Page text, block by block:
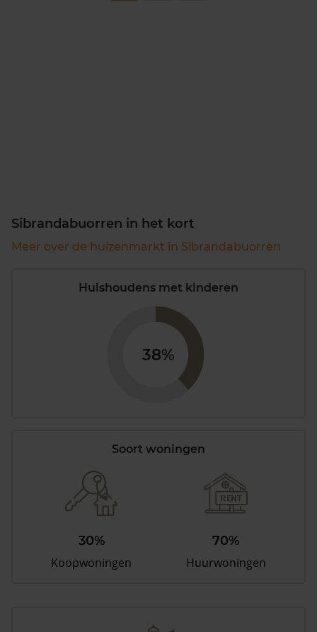
Sibrandabuorren in het kort
Meer over de huizenmarkt in Sibrandabuorren
Huishoudens met kinderen
38%
Soort woningen
30%
Koopwoningen
70%
Huurwoningen